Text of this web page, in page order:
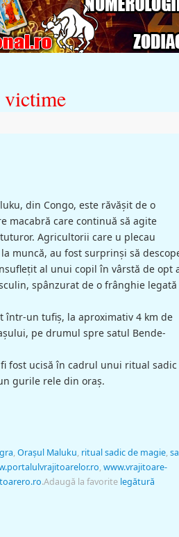
din Congo, este răvăşit de o
macabră care continuă să agite
Agricultorii care u plecau
muncă, au fost surprinşi să
al unui copil în vârstă de opt
spânzurat de o frânghie
într-un tufiş, la aproximativ 4 km de
pe drumul spre satul Bende-
fost ucisă în cadrul unui ritual sadic
gurile rele din oraş.
,Oraşul Maluku, ritual sadic de magie,
,www.vrajitoare-
.Adaugă la favorite legătură